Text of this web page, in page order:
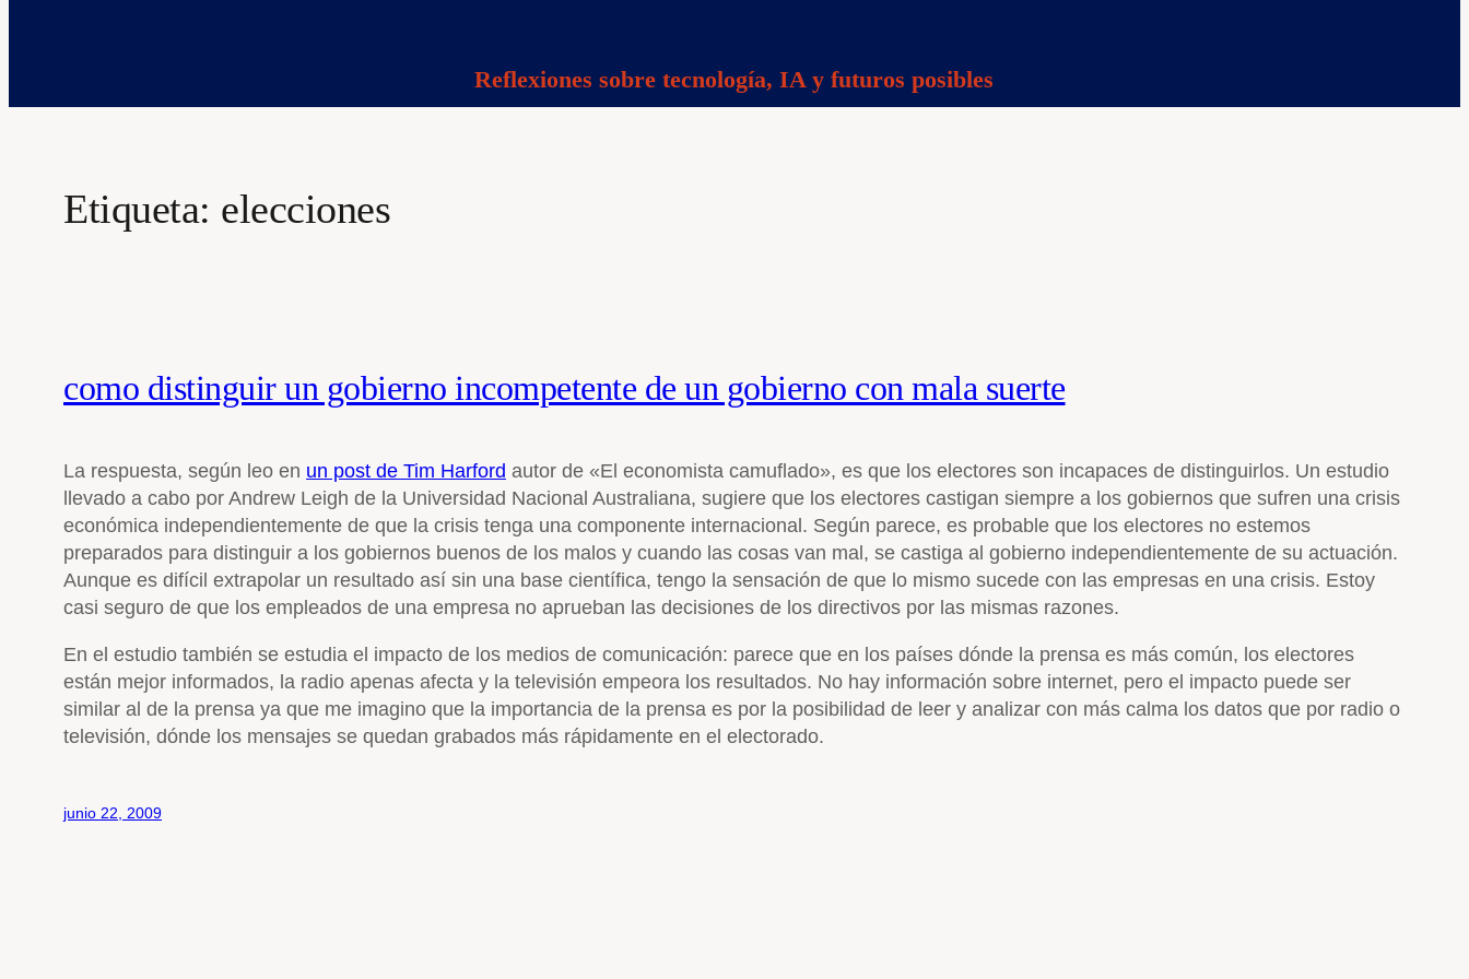
Reflexiones sobre tecnología, IA y futuros posibles
Etiqueta: elecciones
como distinguir un gobierno incompetente de un gobierno con mala suerte
La respuesta, según leo en un post de Tim Harford autor de «El economista camuflado», es que los electores son incapaces de distinguirlos. Un estudio
llevado a cabo por Andrew Leigh de la Universidad Nacional Australiana, sugiere que los electores castigan siempre a los gobiernos que sufren una crisis
económica independientemente de que la crisis tenga una componente internacional. Según parece, es probable que los electores no estemos
preparados para distinguir a los gobiernos buenos de los malos y cuando las cosas van mal, se castiga al gobierno independientemente de su actuación.
Aunque es difícil extrapolar un resultado así sin una base científica, tengo la sensación de que lo mismo sucede con las empresas en una crisis. Estoy
casi seguro de que los empleados de una empresa no aprueban las decisiones de los directivos por las mismas razones.
En el estudio también se estudia el impacto de los medios de comunicación: parece que en los países dónde la prensa es más común, los electores
están mejor informados, la radio apenas afecta y la televisión empeora los resultados. No hay información sobre internet, pero el impacto puede ser
similar al de la prensa ya que me imagino que la importancia de la prensa es por la posibilidad de leer y analizar con más calma los datos que por radio o
televisión, dónde los mensajes se quedan grabados más rápidamente en el electorado.
junio 22, 2009